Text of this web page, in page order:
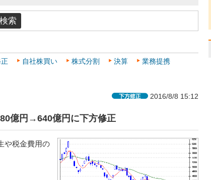
自社株買い 株式分割 決算
業務提携
2016/8/8 15:12
億円→640億円に下方修正
や税金費用の